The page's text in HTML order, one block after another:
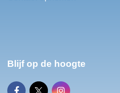
Blijf op de hoogte